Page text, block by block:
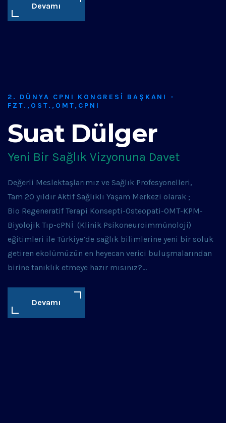
Devamı
2. DÜNYA CPNI KONGRESI BAŞKANI -
FZT.,OST.,OMT,CPNI
Suat Dülger
Yeni Bir Sağlık Vizyonuna Davet
Değerli Meslektaşlarımız ve Sağlık Profesyonelleri,
Tam 20 yıldır Aktif Sağlıklı Yaşam Merkezi olarak ;
Bio Regeneratif Terapi Konsepti-Osteopati-OMT-KPM-
Biyolojik Tıp-cPNİ (Klinik Psikoneuroimmünoloji)
eğitimleri ile Türkiye’de sağlık bilimlerine yeni bir soluk
getiren ekolümüzün en heyecan verici buluşmalarından
birine tanıklık etmeye hazır mısınız?…
Devamı